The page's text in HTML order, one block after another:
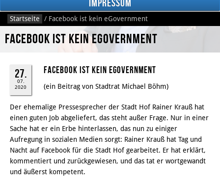
Facebook
RSS
Feed
Impressum
Startseite / Facebook ist kein eGovernment
Facebook ist kein eGovernment
27.
07.
2020
Facebook ist kein eGovernment
(ein Beitrag von Stadtrat Michael Böhm)
Der ehemalige Pressesprecher der Stadt Hof Rainer Krauß hat
einen guten Job abgeliefert, das steht außer Frage. Nur in einer
Sache hat er ein Erbe hinterlassen, das nun zu einiger
Aufregung in sozialen Medien sorgt: Rainer Krauß hat Tag und
Nacht auf Facebook für die Stadt Hof gearbeitet. Er hat erklärt,
kommentiert und zurückgewiesen, und das tat er wortgewandt
und äußerst kompetent.